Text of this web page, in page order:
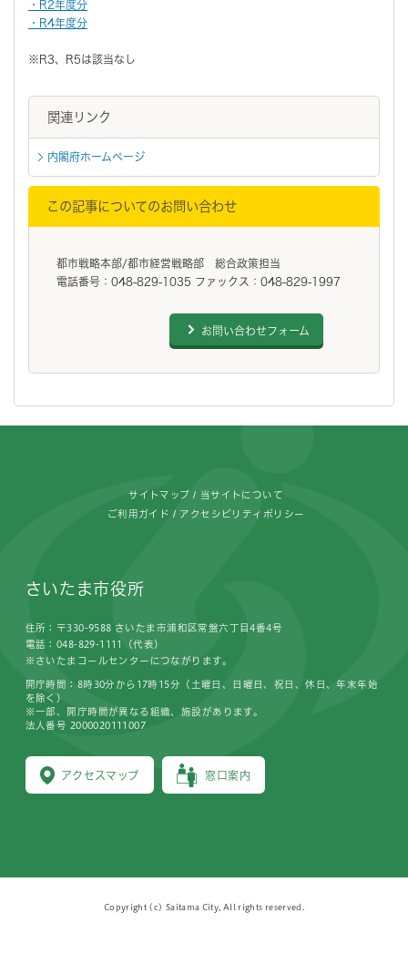
・R2年度分
・R4年度分
※R3、R5は該当なし
関連リンク
内閣府ホームページ
この記事についてのお問い合わせ
都市戦略本部/都市経営戦略部 総合政策担当
電話番号：048-829-1035 ファックス：048-829-1997
お問い合わせフォーム
サイトマップ 当サイトについて
ご利用ガイド アクセシビリティポリシー
さいたま市役所
住所：〒330-9588 さいたま市浦和区常盤六丁目4番4号
電話：048-829-1111（代表）
※さいたまコールセンターにつながります。
アクセスマップ 窓口案内
開庁時間：8時30分から17時15分（土曜日、日曜日、祝日、休日、年末年始
を除く）
※一部、開庁時間が異なる組織、施設があります。
法人番号 2000020111007
Copyright (c) Saitama City, All rights reserved.